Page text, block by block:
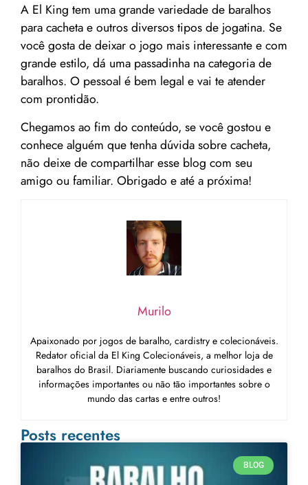
A El King tem uma grande variedade de baralhos
para cacheta e outros diversos tipos de jogatina. Se
você gosta de deixar o jogo mais interessante e com
grande estilo, dá uma passadinha na categoria de
baralhos. O pessoal é bem legal e vai te atender
com prontidão.
Chegamos ao fim do conteúdo, se você gostou e
conhece alguém que tenha dúvida sobre cacheta,
não deixe de compartilhar esse blog com seu
amigo ou familiar. Obrigado e até a próxima!
Murilo
Apaixonado por jogos de baralho, cardistry e colecionáveis.
Redator oficial da El King Colecionáveis, a melhor loja de
baralhos do Brasil. Diariamente buscando curiosidades e
informações importantes ou não tão importantes sobre o
mundo das cartas e entre outros!
Posts recentes
BLOG